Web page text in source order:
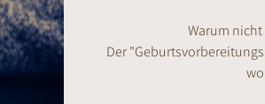
Warum nicht
Der